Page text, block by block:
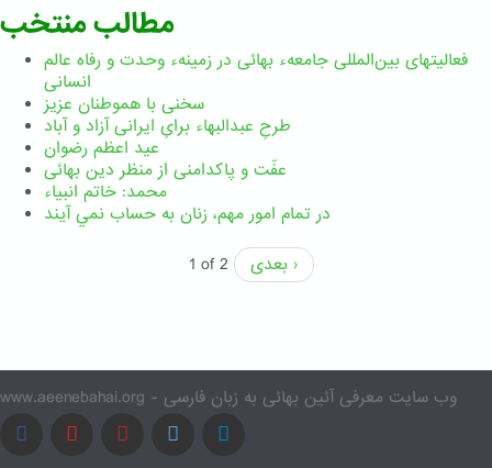
مطالب منتخب
فعالیتهای بین‌المللی جامعهء بهائی در زمینهء وحدت و رفاه عالم
انسانی
سخنی با هموطنان عزیز
طرحِ عبدالبهاء برایِ ایرانی آزاد و آباد
عید اعظم رضوان
عفّت و پاکدامنی از منظر دین بهائی
محمد: خاتم انبیاء
در تمام امور مهم،‌ زنان به حساب نمي آيند
1 of 2
بعدی ›
www.aeenebahai.org - وب سایت معرفی آئین بهائی به زبان فارسی